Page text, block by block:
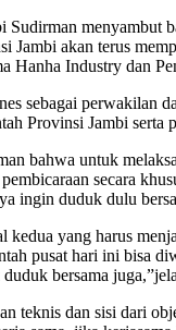
menyambut
Jambi akan terus
Hanha Industry dan
sebagai perwakilan
Provinsi Jambi serta
bahwa untuk
secara
ingin duduk dulu
kedua yang harus
pusat hari ini bisa
bersama
teknis dan sisi dari